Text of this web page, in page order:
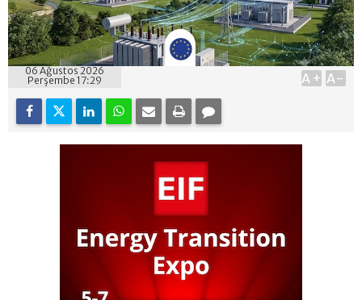
06 Ağustos 2026
Perşembe 17:29
A+ A-